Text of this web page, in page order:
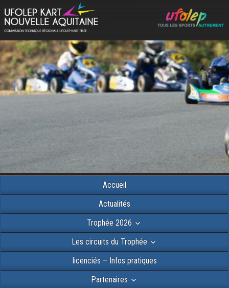
Accueil
Actualités
Trophée 2026
Les circuits du Trophée
licenciés – Infos pratiques
Partenaires